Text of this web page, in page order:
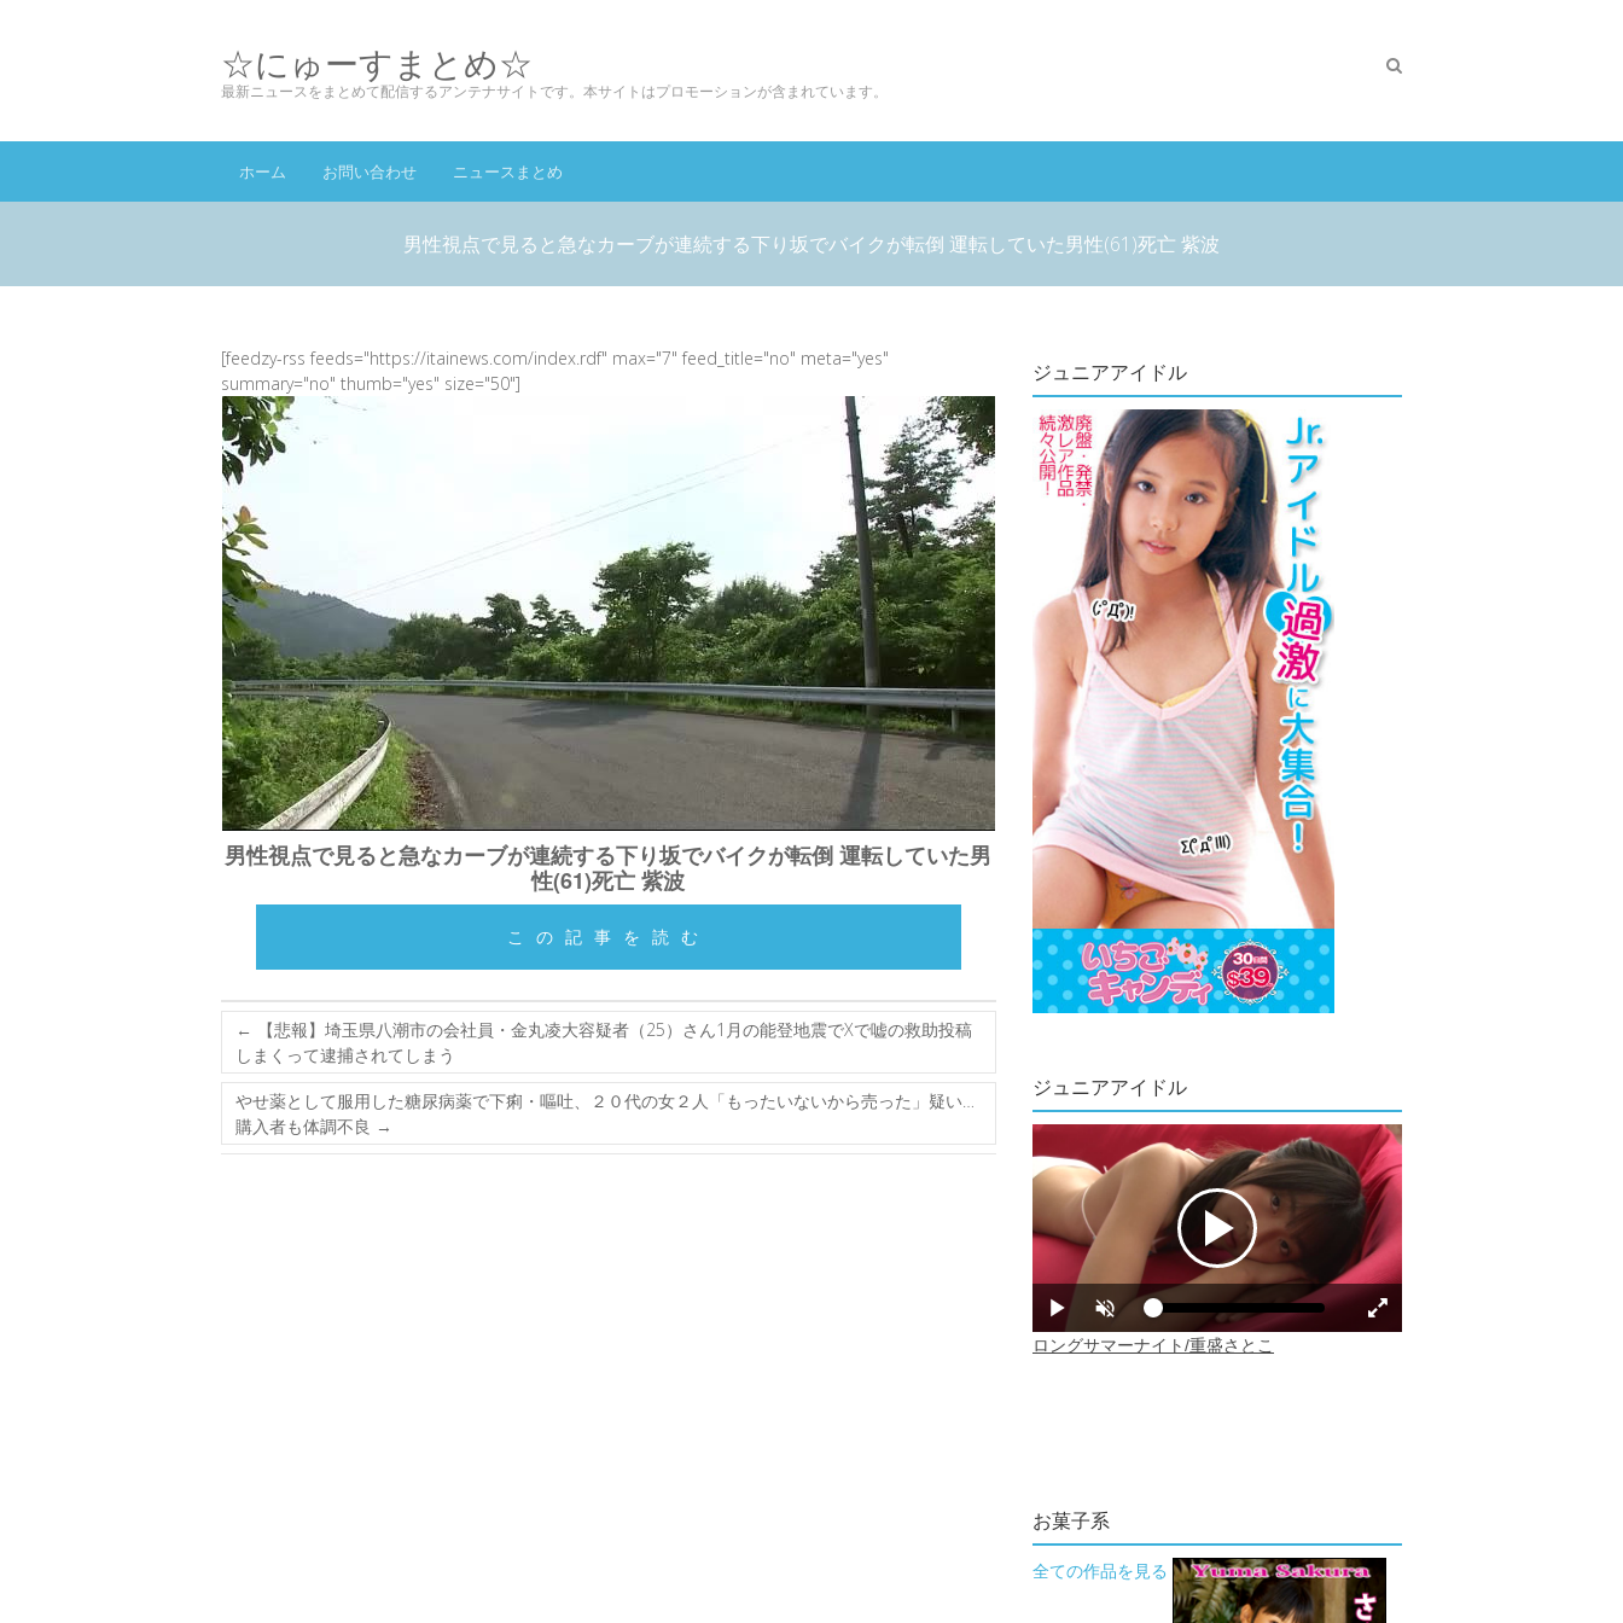
☆にゅーすまとめ☆
最新ニュースをまとめて配信するアンテナサイトです。本サイトはプロモーションが含まれています。
ホーム お問い合わせ ニュースまとめ
男性視点で見ると急なカーブが連続する下り坂でバイクが転倒 運転していた男性(61)死亡 紫波
[feedzy-rss feeds="https://itainews.com/index.rdf" max="7" feed_title="no" meta="yes"
summary="no" thumb="yes" size="50"]
男性視点で見ると急なカーブが連続する下り坂でバイクが転倒 運転していた男
性(61)死亡 紫波
この記事を読む
←
【悲報】埼玉県八潮市の会社員・金丸凌大容疑者（25）さん1月の能登地震でXで嘘の救助投稿
しまくって逮捕されてしまう
やせ薬として服用した糖尿病薬で下痢・嘔吐、２０代の女２人「もったいないから売った」疑い…
購入者も体調不良 →
ジュニアアイドル
ジュニアアイドル
お菓子系
全ての作品を見る